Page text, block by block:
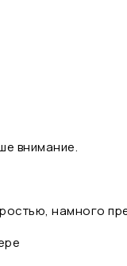
внимание.
намного